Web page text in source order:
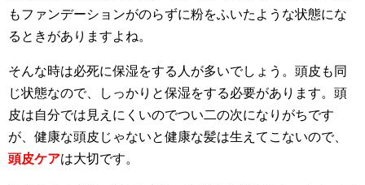
もファンデーションがのらずに粉をふいたような状態にな
るときがありますよね。
そんな時は必死に保湿をする人が多いでしょう。頭皮も同
じ状態なので、しっかりと保湿をする必要があります。頭
皮は自分では見えにくいのでつい二の次になりがちです
が、健康な頭皮じゃないと健康な髪は生えてこないので、
頭皮ケアは大切です。